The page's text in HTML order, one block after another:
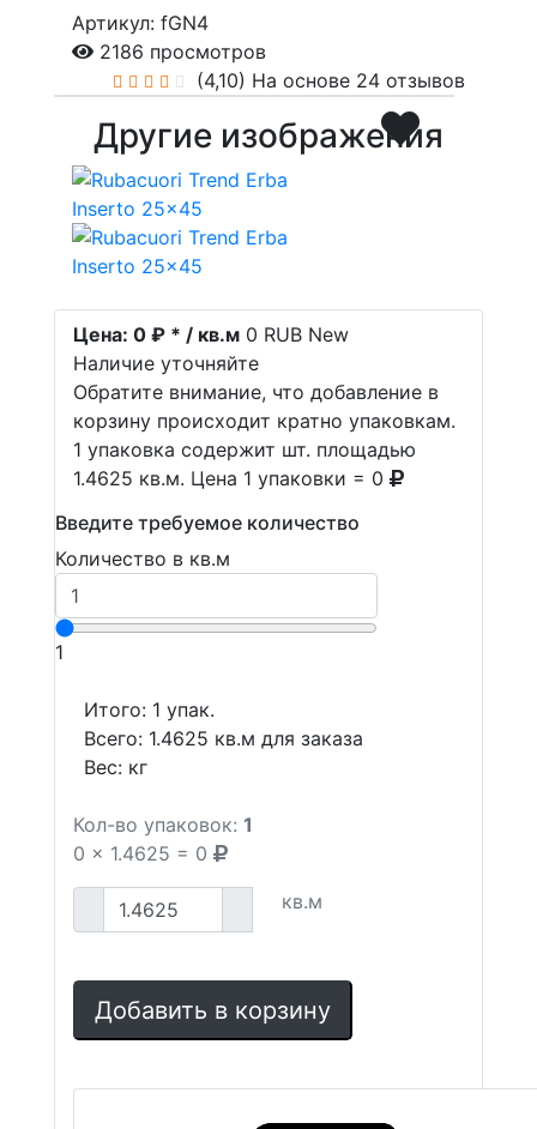
Артикул: fGN4
2186 просмотров
(4,10) На основе 24 отзывов
Другие изображения
Цена: 0 ₽ * / кв.м 0 RUB New
Наличие уточняйте
Обратите внимание, что добавление в
корзину происходит кратно упаковкам.
1 упаковка содержит шт. площадью
1.4625 кв.м. Цена 1 упаковки = 0
Введите требуемое количество
Количество в кв.м
1
Итого: 1 упак.
Всего: 1.4625 кв.м для заказа
Вес: кг
Кол-во упаковок: 1
0 x 1.4625 = 0
кв.м
Добавить в корзину